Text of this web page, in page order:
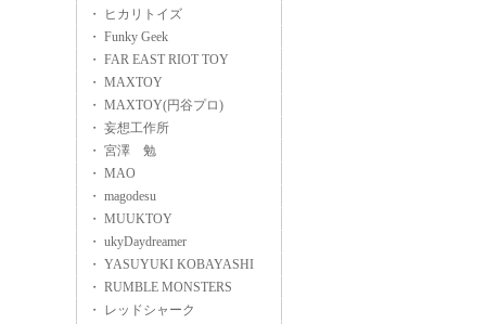
・ ヒカリトイズ
・ Funky Geek
・ FAR EAST RIOT TOY
・ MAXTOY
・ MAXTOY(円谷プロ)
・ 妄想工作所
・ 宮澤 勉
・ MAO
・ magodesu
・ MUUKTOY
・ ukyDaydreamer
・ YASUYUKI KOBAYASHI
・ RUMBLE MONSTERS
・ レッドシャーク